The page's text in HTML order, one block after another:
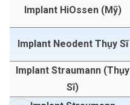
Implant HiOssen (Mỹ)
Implant Neodent Thụy Sĩ
Implant Straumann (Thụy
Sĩ)